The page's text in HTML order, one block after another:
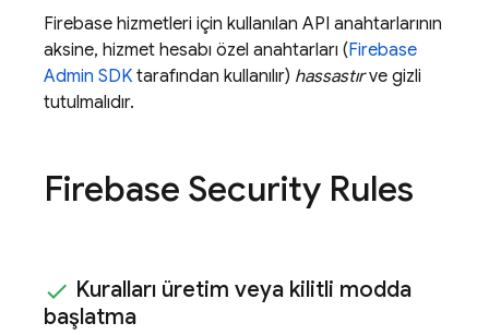
Firebase hizmetleri için kullanılan API anahtarlarının
aksine, hizmet hesabı özel anahtarları (Firebase
Admin SDK tarafından kullanılır) hassastırve gizli
tutulmalıdır.
Firebase Security Rules
Kuralları üretim veya kilitli modda
başlatma